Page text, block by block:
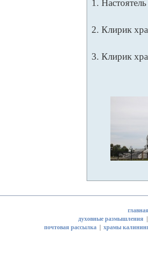
1.
2. Клирик
3. Клирик
главная
духовные размышления
почтовая рассылка| храмы